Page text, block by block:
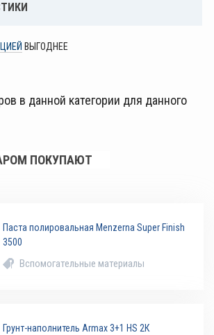
ВЫГОДНЕЕ
в данной категории для данного
ПОКУПАЮТ
Паста полировальная Menzerna Super Finish
3500
Вспомогательные материалы
Грунт-наполнитель Armax 3+1 HS 2К